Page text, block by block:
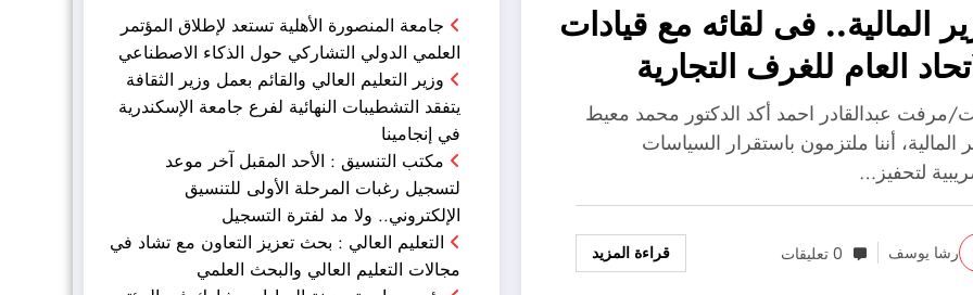
المالية.. فى لقائه مع قيادات
العام للغرف التجارية
مرفت عبدالقادر احمد أكد الدكتور محمد معيط
المالية، أننا ملتزمون باستقرار السياسات
لتحفيز…
رشا يوسف 0 تعليقات قراءة المزيد
جامعة المنصورة الأهلية تستعد لإطلاق المؤتمر
العلمي الدولي التشاركي حول الذكاء الاصطناعي
وزير التعليم العالي والقائم بعمل وزير الثقافة
يتفقد التشطيبات النهائية لفرع جامعة الإسكندرية
في إنجامينا
مكتب التنسيق : الأحد المقبل آخر موعد
لتسجيل رغبات المرحلة الأولى للتنسيق
الإلكتروني.. ولا مد لفترة التسجيل
التعليم العالي : بحث تعزيز التعاون مع تشاد في
مجالات التعليم العالي والبحث العلمي